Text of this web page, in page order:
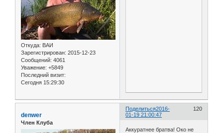
Откуда: ВАИ
Зарегистрирован: 2015-12-23
Сообщений: 4061
Уважение: +5849
Последний визит:
Сегодня 15:29:30
Поделиться 120
2016-
01-19 21:00:47
denwer
Член Клуба
Аккуратнее братва! Око не